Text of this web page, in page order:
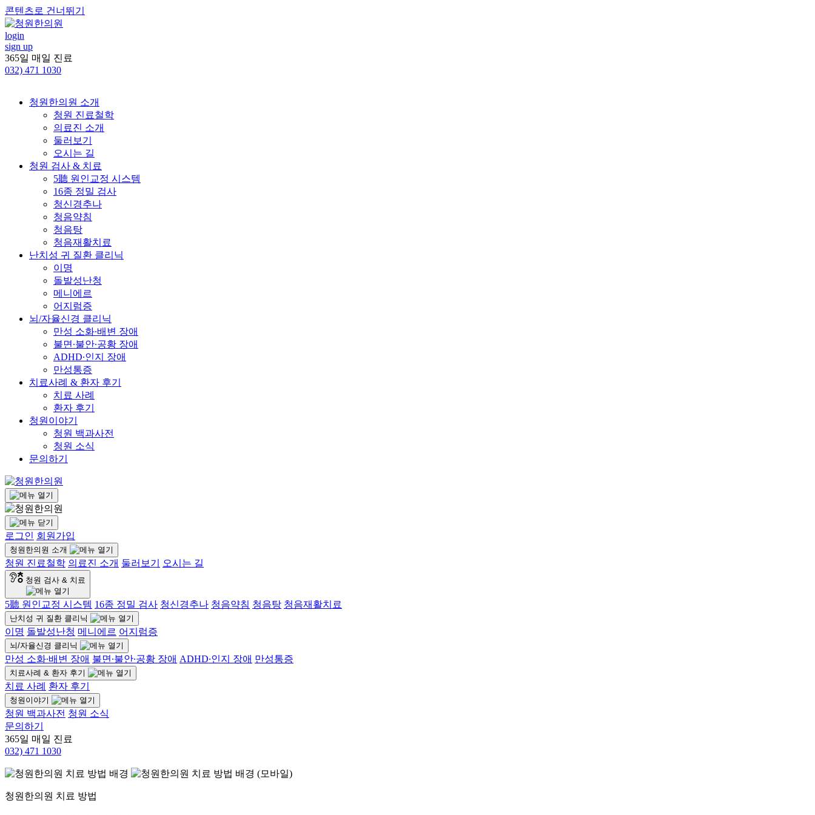
콘텐츠로 건너뛰기
login
sign up
365일 매일 진료
032) 471 1030
청원한의원 소개
청원 진료철학
의료진 소개
둘러보기
오시는 길
청원 검사 & 치료
5聽 원인교정 시스템
16종 정밀 검사
청신경추나
청음약침
청음탕
청음재활치료
난치성 귀 질환 클리닉
이명
돌발성난청
메니에르
어지럼증
뇌/자율신경 클리닉
만성 소화∙배변 장애
불면∙불안∙공황 장애
ADHD∙인지 장애
만성통증
치료사례 & 환자 후기
치료 사례
환자 후기
청원이야기
청원 백과사전
청원 소식
문의하기
로그인 회원가입
청원한의원 소개
청원 진료철학 의료진 소개 둘러보기 오시는 길
청원 검사 & 치료
5聽 원인교정 시스템 16종 정밀 검사 청신경추나 청음약침 청음탕 청음재활치료
난치성 귀 질환 클리닉
이명 돌발성난청 메니에르 어지럼증
뇌/자율신경 클리닉
만성 소화∙배변 장애 불면∙불안∙공황 장애 ADHD∙인지 장애 만성통증
치료사례 & 환자 후기
치료 사례 환자 후기
청원이야기
청원 백과사전 청원 소식
문의하기
365일 매일 진료
032) 471 1030
청원한의원 치료 방법